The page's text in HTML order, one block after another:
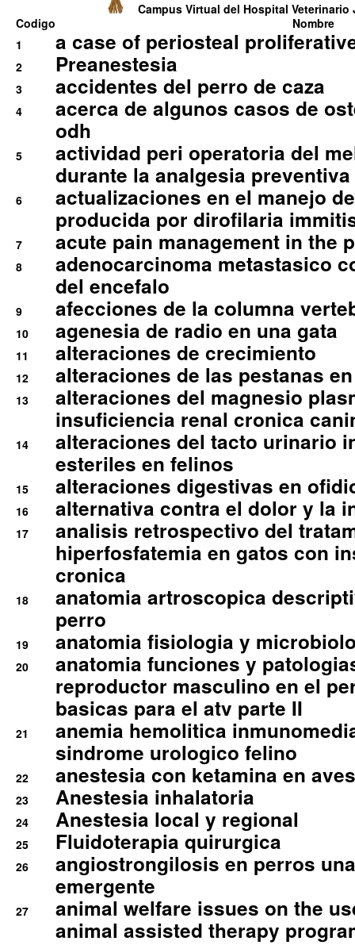
Campus Virtual del Hospital Veterinario
Codigo
Nombre
1
a case of periosteal
2 Preanestesia
3 accidentes del perro de caza
4
acerca de algunos casos de
odh
5
actividad peri operatoria del
durante la analgesia
6
actualizaciones en el manejo
producida por dirofilaria
7 acute pain management in the
8
adenocarcinoma metastasico
del encefalo
9 afecciones de la columna
10 agenesia de radio en una gata
11 alteraciones de crecimiento
12 alteraciones de las pestanas
13
alteraciones del magnesio
insuficiencia renal cronica
14
alteraciones del tacto urinario
esteriles en felinos
15 alteraciones digestivas en
16 alternativa contra el dolor y la
17
analisis retrospectivo del
hiperfosfatemia en gatos con
cronica
18
anatomia artroscopica
perro
19 anatomia fisiologia y
20
anatomia funciones y
reproductor masculino en el
basicas para el atv parte II
21
anemia hemolitica
sindrome urologico felino
22 anestesia con ketamina en
23 Anestesia inhalatoria
24 Anestesia local y regional
25 Fluidoterapia quirurgica
26
angiostrongilosis en perros
emergente
27
animal welfare issues on the
animal assisted therapy